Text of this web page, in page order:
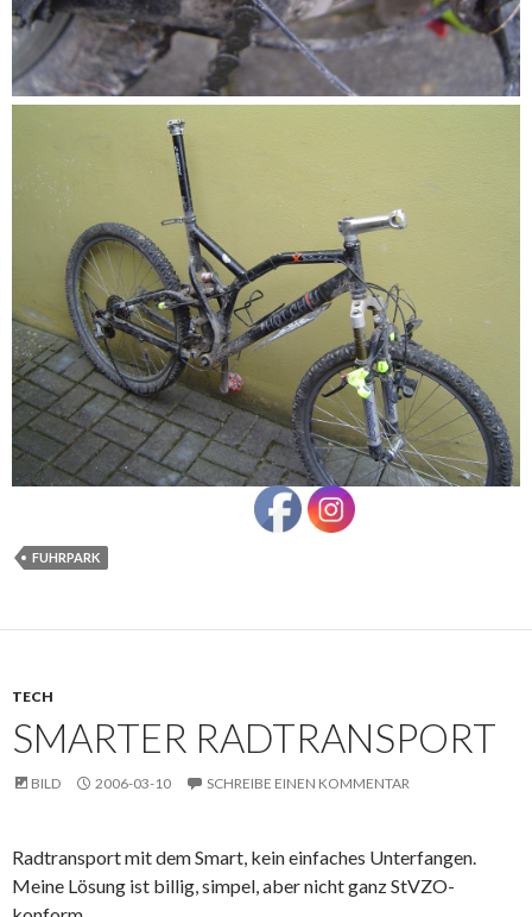
FUHRPARK
TECH
SMARTER RADTRANSPORT
BILD 2006-03-10 SCHREIBE EINEN KOMMENTAR
Radtransport mit dem Smart, kein einfaches Unterfangen.
Meine Lösung ist billig, simpel, aber nicht ganz StVZO-